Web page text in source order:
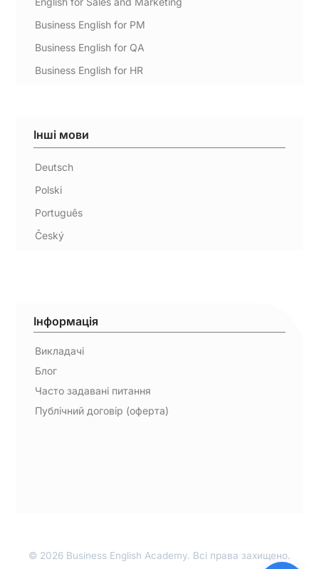
Business English for PM
Business English for QA
Business English for HR
Інші мови
Deutsch
Polski
Português
Český
Інформація
Викладачі
Блог
Часто задавані питання
Публічний договір (оферта)
© 2026 Business English Academy. Всі права захищено.